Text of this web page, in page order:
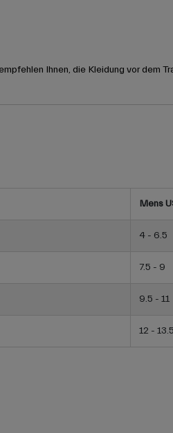
Ihnen, die Kleidung vor dem
Mens
4 - 6.5
7.5 - 9
9.5 - 11
12 -